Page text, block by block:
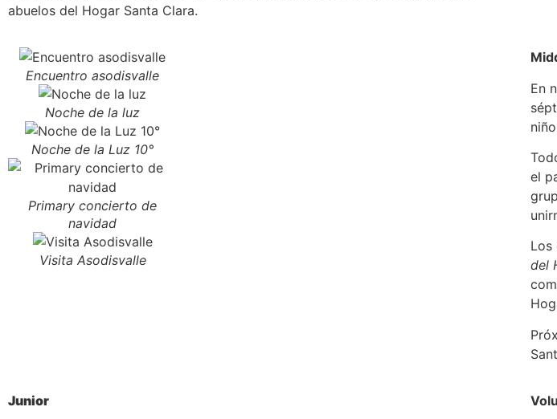
abuelos del Hogar Santa Clara.
Encuentro asodisvalle
Noche de la luz
Noche de la Luz 10°
Primary concierto de
navidad
Visita Asodisvalle
En
el
Los
del
Junior